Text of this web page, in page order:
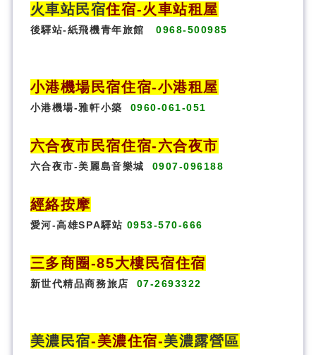
火車站民宿住宿-火車站租屋
後驛站-紙飛機青年旅館 0968-500985
小港機場民宿住宿-小港租屋
小港機場-雅軒小築 0960-061-051
六合夜市民宿住宿-六合夜市
六合夜市-美麗島音樂城 0907-096188
經絡按摩
愛河-高雄SPA驛站 0953-570-666
三多商圈 -85大樓民宿住宿
新世代精品商務旅店 07-2693322
美濃民宿-美濃住宿-美濃露營區